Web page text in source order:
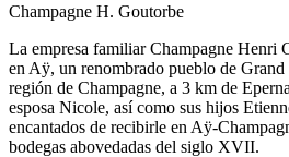
Champagne H. Goutorbe
La empresa familiar Champagne Henri
en Aÿ, un renombrado pueblo de
región de Champagne, a 3 km de
esposa Nicole, así como sus hijos
encantados de recibirle en Aÿ-
bodegas abovedadas del siglo XVII.